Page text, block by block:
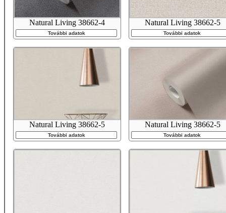
Natural Living 38662-4
További adatok
Natural Living 38662-5
További adatok
Natural Living 38662-5
További adatok
Natural Living 38662-5
További adatok